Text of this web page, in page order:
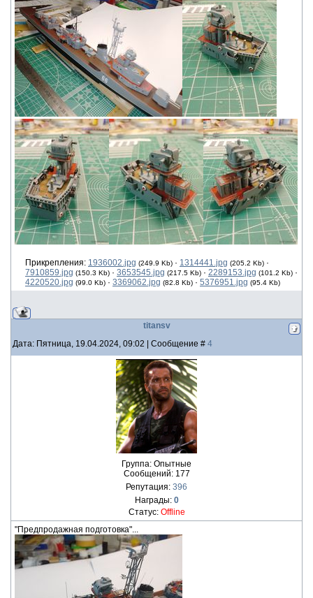
Прикрепления: 1936002.jpg (249.9 Kb) · 1314441.jpg (205.2 Kb) ·
7910859.jpg (150.3 Kb) · 3653545.jpg (217.5 Kb) · 2289153.jpg (101.2 Kb) ·
4220520.jpg (99.0 Kb) · 3369062.jpg (82.8 Kb) · 5376951.jpg (95.4 Kb)
titansv
Дата: Пятница, 19.04.2024, 09:02 | Сообщение # 4
Группа: Опытные
Сообщений: 177
Репутация: 396
Награды: 0
Статус: Offline
"Предпродажная подготовка"...